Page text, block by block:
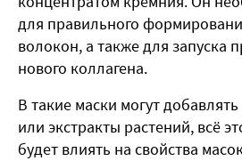
для правильного
волокон, а также для запуска
нового коллагена.
В такие маски могут
или экстракты растений, всё
будет влиять на свойства